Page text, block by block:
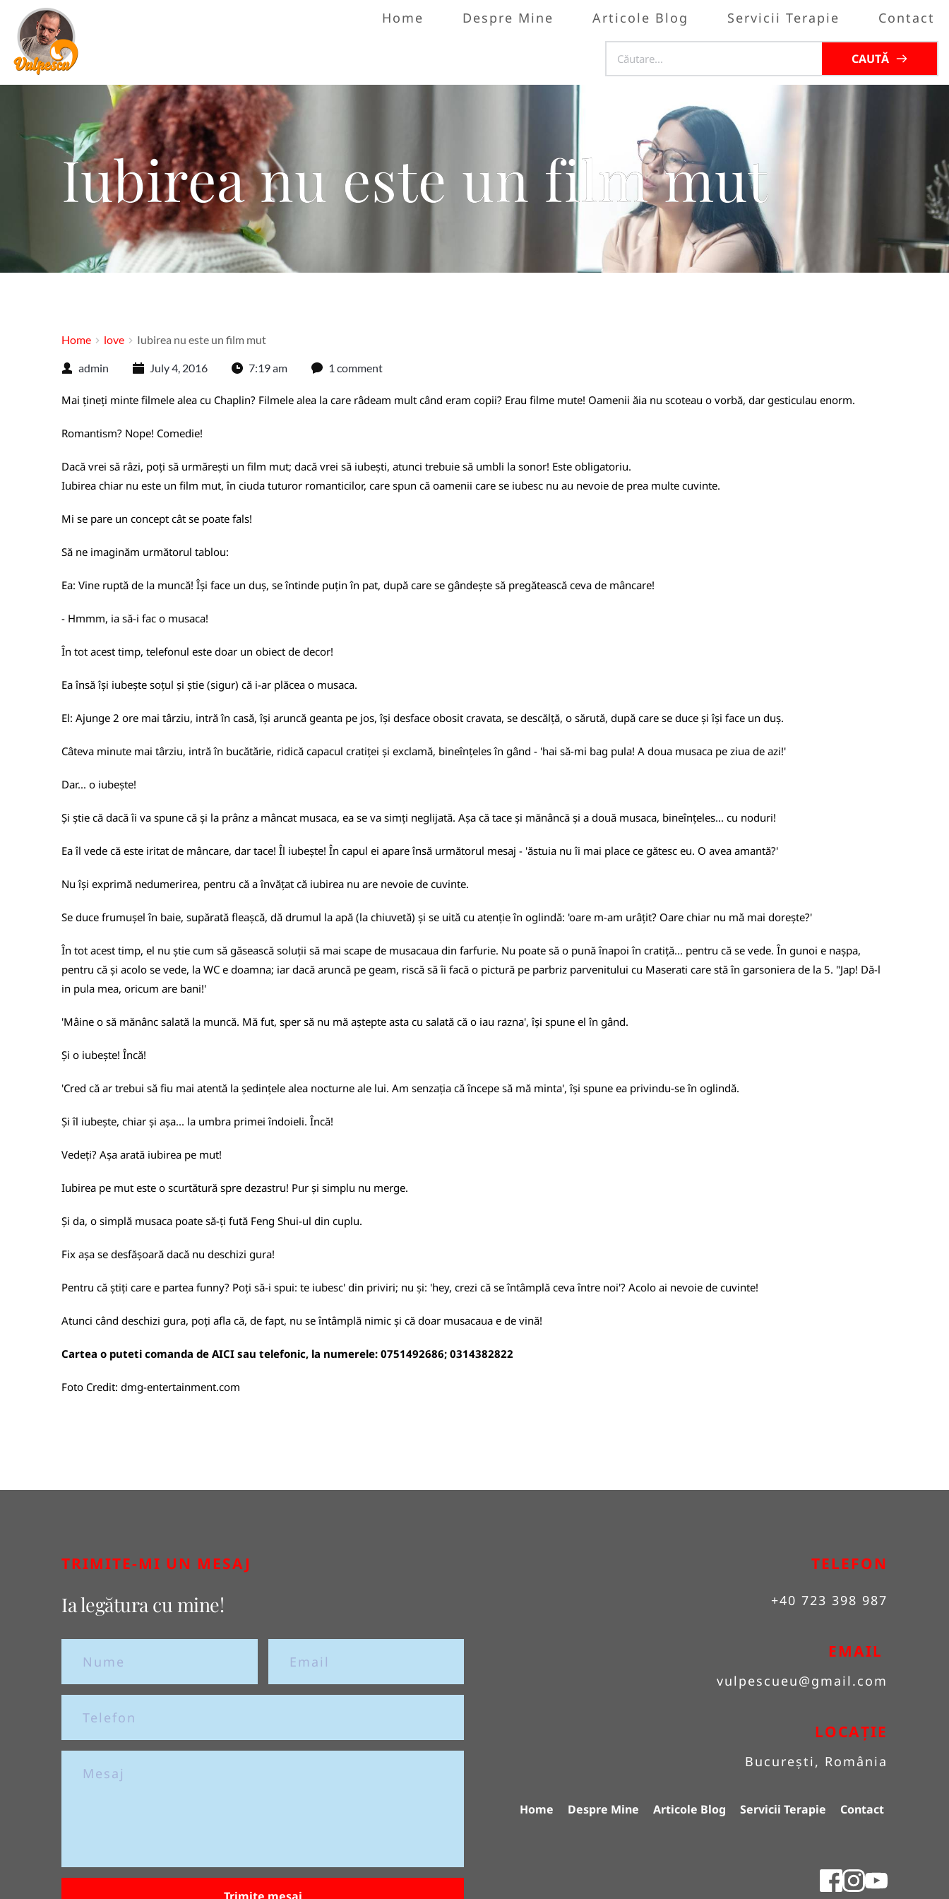
Home Despre Mine Articole Blog Servicii Terapie Contact
CAUTĂ
Iubirea nu este un film mut
Home love Iubirea nu este un film mut
admin July 4, 2016 7:19 am 1 comment
Mai țineți minte filmele alea cu Chaplin? Filmele alea la care râdeam mult când eram copii? Erau filme mute! Oamenii ăia nu scoteau o vorbă, dar gesticulau enorm.
Romantism? Nope! Comedie!
Dacă vrei să râzi, poți să urmărești un film mut; dacă vrei să iubești, atunci trebuie să umbli la sonor! Este obligatoriu.
Iubirea chiar nu este un film mut, în ciuda tuturor romanticilor, care spun că oamenii care se iubesc nu au nevoie de prea multe cuvinte.
Mi se pare un concept cât se poate fals!
Să ne imaginăm următorul tablou:
Ea: Vine ruptă de la muncă! Își face un duș, se întinde puțin în pat, după care se gândește să pregătească ceva de mâncare!
- Hmmm, ia să-i fac o musaca!
În tot acest timp, telefonul este doar un obiect de decor!
Ea însă își iubește soțul și știe (sigur) că i-ar plăcea o musaca.
El: Ajunge 2 ore mai târziu, intră în casă, își aruncă geanta pe jos, își desface obosit cravata, se descălță, o sărută, după care se duce și își face un duș.
Câteva minute mai târziu, intră în bucătărie, ridică capacul cratiței și exclamă, bineînțeles în gând - 'hai să-mi bag pula! A doua musaca pe ziua de azi!'
Dar... o iubește!
Și știe că dacă îi va spune că și la prânz a mâncat musaca, ea se va simți neglijată. Așa că tace și mănâncă și a două musaca, bineînțeles... cu noduri!
Ea îl vede că este iritat de mâncare, dar tace! Îl iubește! În capul ei apare însă următorul mesaj - 'ăstuia nu îi mai place ce gătesc eu. O avea amantă?'
Nu își exprimă nedumerirea, pentru că a învățat că iubirea nu are nevoie de cuvinte.
Se duce frumușel în baie, supărată fleașcă, dă drumul la apă (la chiuvetă) și se uită cu atenție în oglindă: 'oare m-am urâțit? Oare chiar nu mă mai dorește?'
În tot acest timp, el nu știe cum să găsească soluții să mai scape de musacaua din farfurie. Nu poate să o pună înapoi în cratiță... pentru că se vede. În gunoi e nașpa,
pentru că și acolo se vede, la WC e doamna; iar dacă aruncă pe geam, riscă să îi facă o pictură pe parbriz parvenitului cu Maserati care stă în garsoniera de la 5. "Jap! Dă-l
in pula mea, oricum are bani!'
'Mâine o să mănânc salată la muncă. Mă fut, sper să nu mă aștepte asta cu salată că o iau razna', își spune el în gând.
Și o iubește! Încă!
'Cred că ar trebui să fiu mai atentă la ședințele alea nocturne ale lui. Am senzația că începe să mă minta', își spune ea privindu-se în oglindă.
Și îl iubește, chiar și așa... la umbra primei îndoieli. Încă!
Vedeți? Așa arată iubirea pe mut!
Iubirea pe mut este o scurtătură spre dezastru! Pur și simplu nu merge.
Și da, o simplă musaca poate să-ți fută Feng Shui-ul din cuplu.
Fix așa se desfășoară dacă nu deschizi gura!
Pentru că știți care e partea funny? Poți să-i spui: te iubesc' din priviri; nu și: 'hey, crezi că se întâmplă ceva între noi'? Acolo ai nevoie de cuvinte!
Atunci când deschizi gura, poți afla că, de fapt, nu se întâmplă nimic și că doar musacaua e de vină!
Cartea o puteti comanda de AICI sau telefonic, la numerele: 0751492686; 0314382822
Foto Credit: dmg-entertainment.com
TRIMITE-MI UN MESAJ
Ia legătura cu mine!
TELEFON
+40 723 398 987
EMAIL
vulpescueu@gmail.com
LOCAȚIE
București, România
Home Despre Mine Articole Blog Servicii Terapie Contact